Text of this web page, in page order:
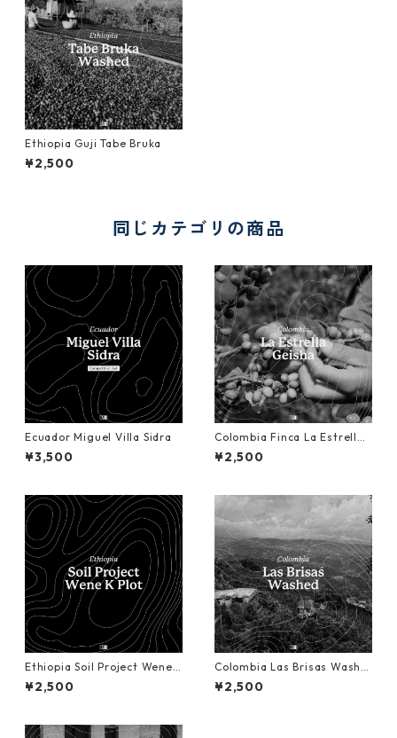
Ethiopia Guji Tabe Bruka
¥2,500
同じカテゴリの商品
Ecuador Miguel Villa Sidra
¥3,500
Colombia Finca La Estrella
Geisha
¥2,500
Ethiopia Soil Project Wene
"K Plot" Natural
¥2,500
Colombia Las Brisas Washe
d
¥2,500